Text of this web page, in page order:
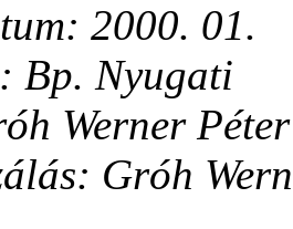
2000. 01.
Bp. Nyugati
Werner Péter
Gróh